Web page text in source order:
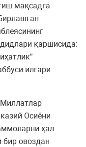
мақсадга
қаршисида:
илгари
Осиёни
ҳал
бир овоздан